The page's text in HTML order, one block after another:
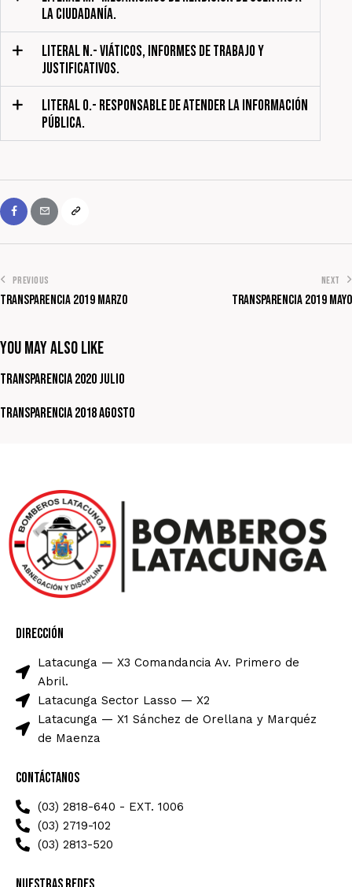
LA CIUDADANÍA.
LITERAL N.- VIÁTICOS, INFORMES DE TRABAJO Y
JUSTIFICATIVOS.
LITERAL O.- RESPONSABLE DE ATENDER LA INFORMACIÓN
PÚBLICA.
PREVIOUS
Transparencia 2019 Marzo
NEXT
Transparencia 2019 Mayo
You May Also Like
Transparencia 2020 Julio
Transparencia 2018 Agosto
Dirección
Latacunga — X3 Comandancia Av. Primero de
Abril.
Latacunga Sector Lasso — X2
Latacunga — X1 Sánchez de Orellana y Marquéz
de Maenza
Contáctanos
(03) 2818-640 - EXT. 1006
(03) 2719-102
(03) 2813-520